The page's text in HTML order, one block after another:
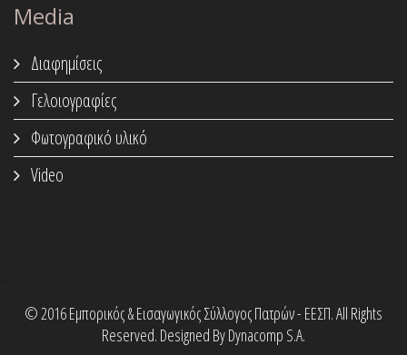
Media
Διαφημίσεις
Γελοιογραφίες
Φωτογραφικό υλικό
Video
© 2016 Εμπορικός & Εισαγωγικός Σύλλογος Πατρών - ΕΕΣΠ. All Rights
Reserved. Designed By Dynacomp S.A.